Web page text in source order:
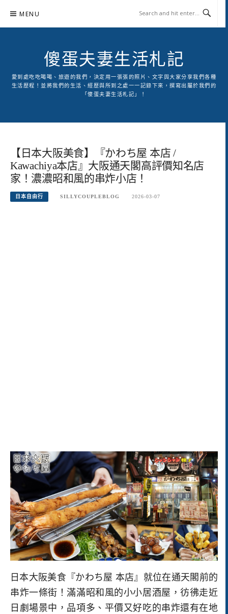
content
MENU
傻蛋夫妻生活札記
愛到處吃吃喝喝、旅遊的我們，決定用一張張的照片、文字與大家分享我們各種
生活歷程！並將我們的生活、經歷與所到之處一一記錄下來，撰寫出屬於我們的
「傻蛋夫妻生活札記」！
【日本大阪美食】『かわち屋 本店 /
Kawachiya本店』大阪通天閣高評價知名店
家！濃濃昭和風的串炸小店！
日本自由行 SILLYCOUPLEBLOG 2026-03-07
日本大阪美食『かわち屋 本店』就位在通天閣前的
串炸一條街！滿滿昭和風的小小居酒屋，彷彿走近
日劇場景中，品項多、平價又好吃的串炸還有在地